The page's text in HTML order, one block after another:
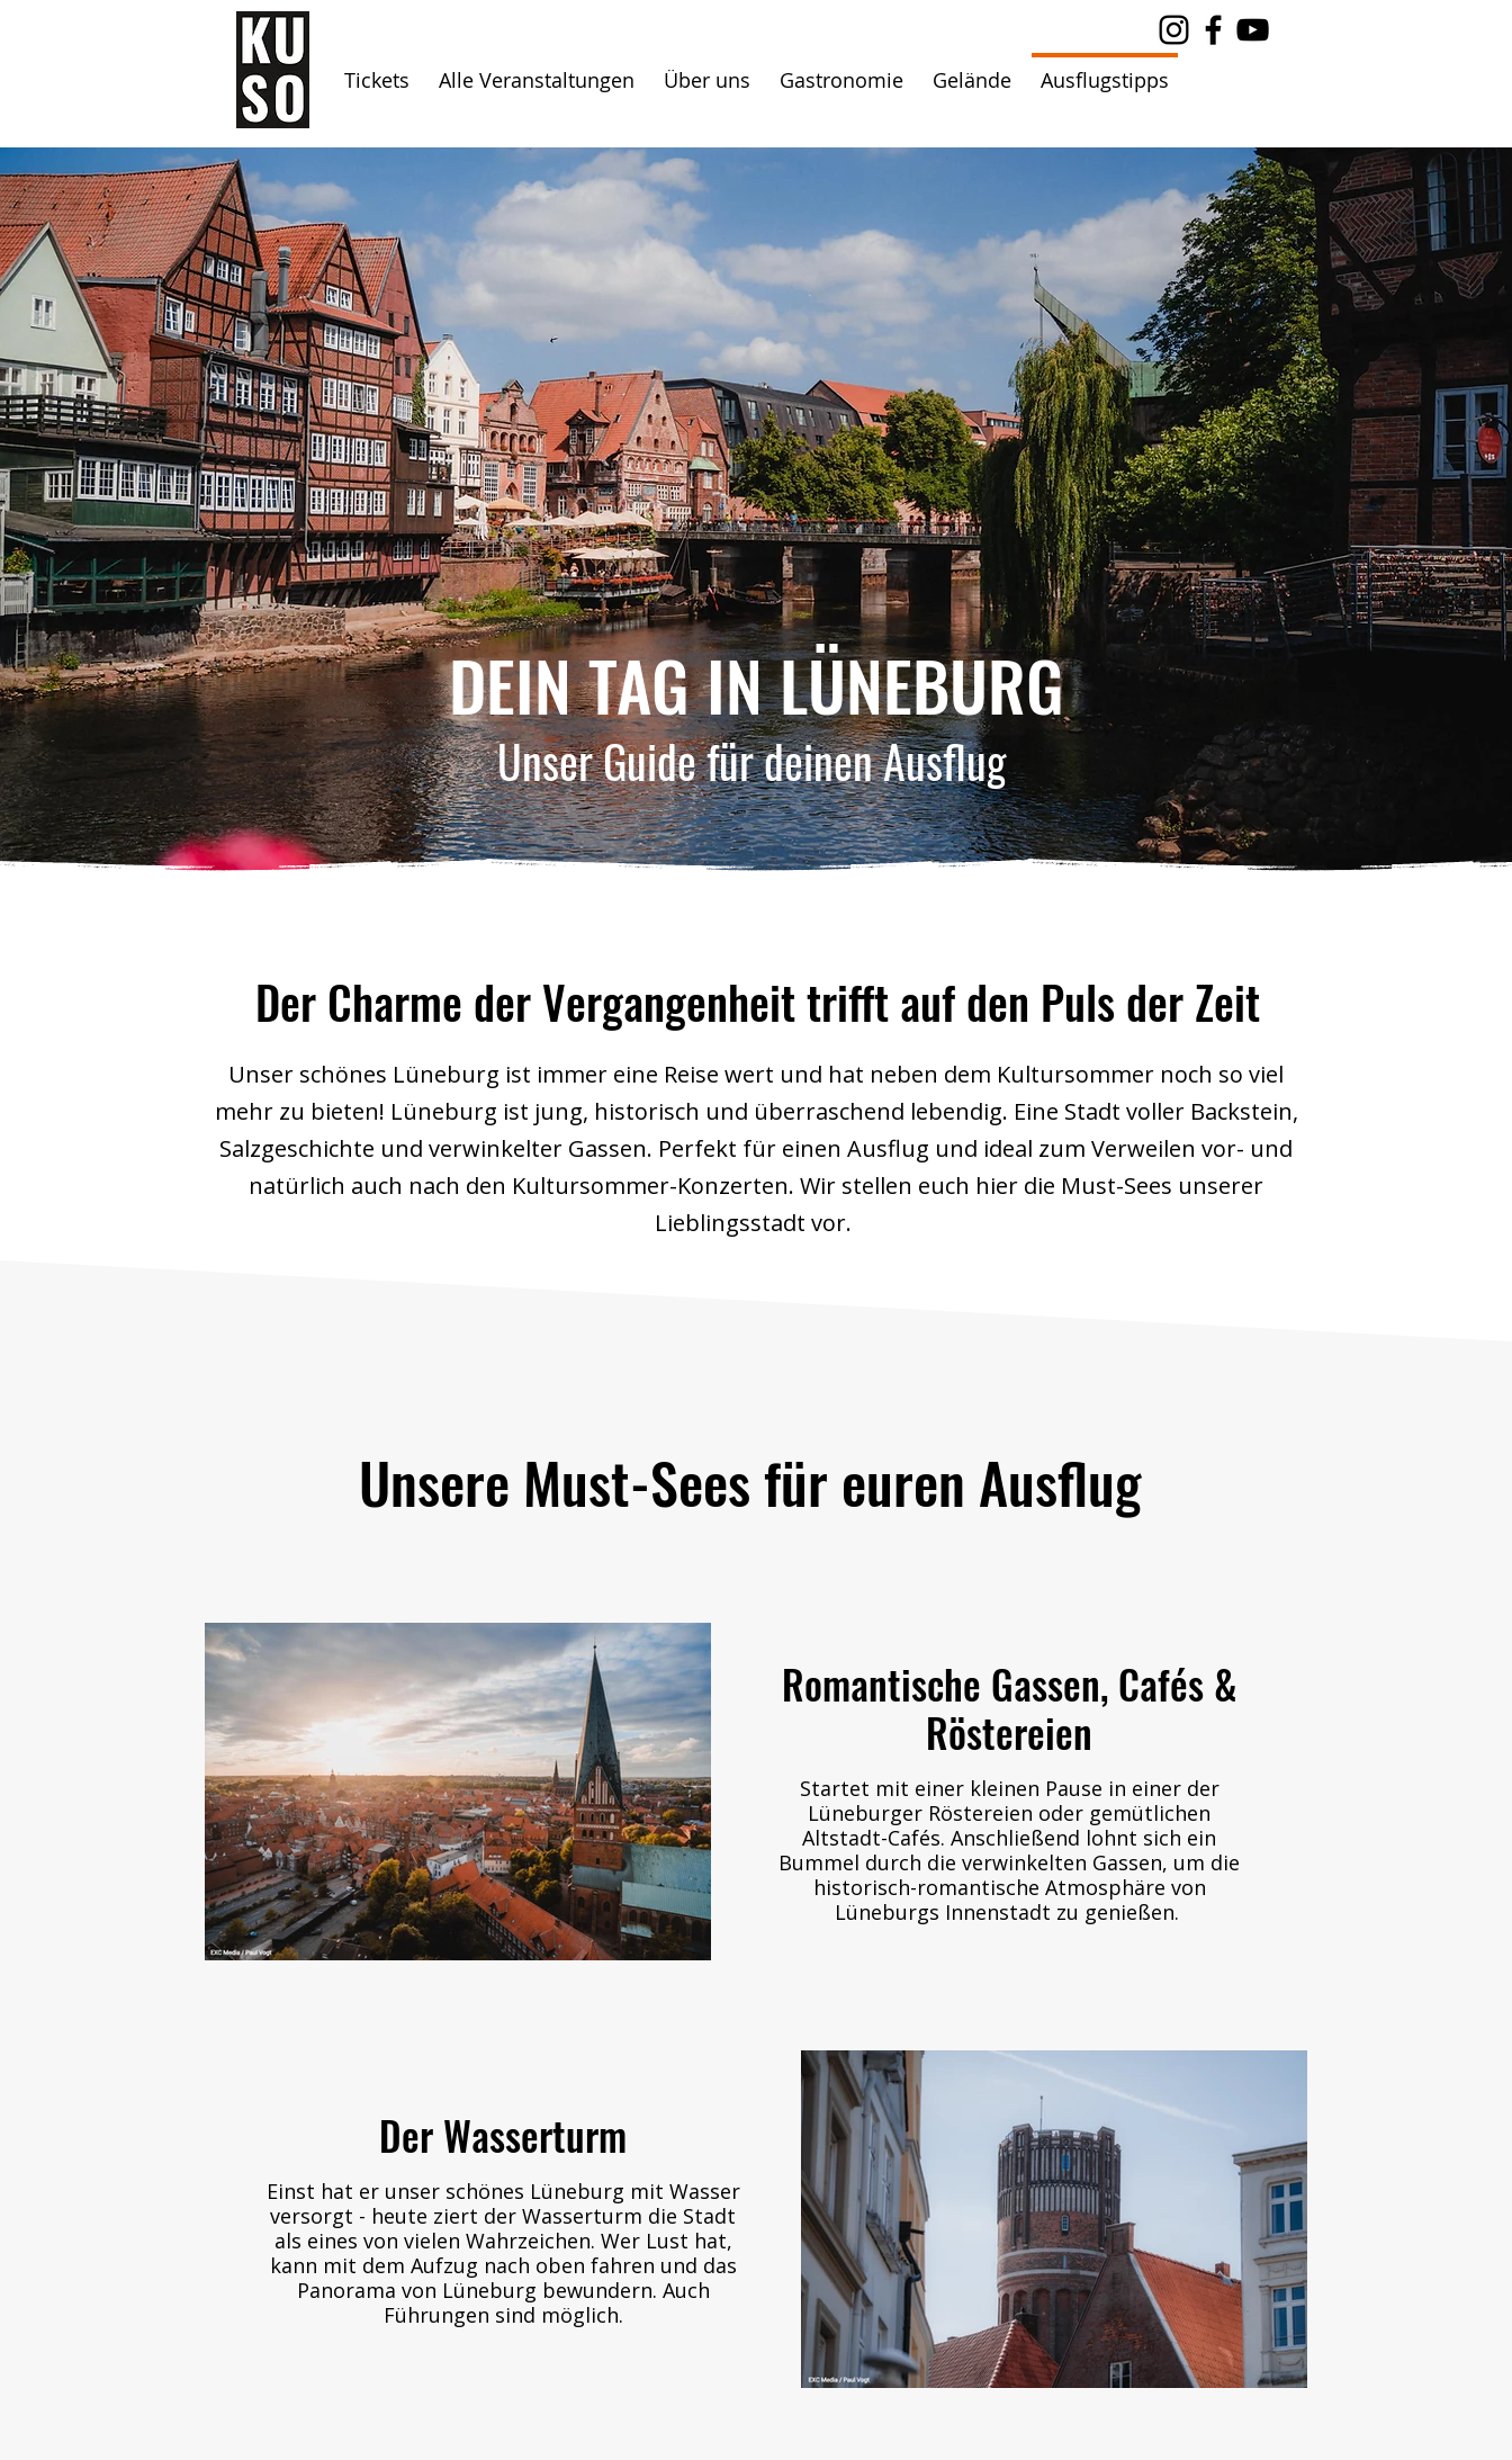
Tickets Alle Veranstaltungen Über uns Gastronomie Gelände Ausflugstipps
DEIN TAG IN LÜNEBURG
Unser Guide für deinen Ausflug
Der Charme der Vergangenheit trifft auf den Puls der Zeit
Unser schönes Lüneburg ist immer eine Reise wert und hat neben dem Kultursommer noch so viel
mehr zu bieten! Lüneburg ist jung, historisch und überraschend lebendig. Eine Stadt voller Backstein,
Salzgeschichte und verwinkelter Gassen. Perfekt für einen Ausflug und ideal zum Verweilen vor- und
natürlich auch nach den Kultursommer-Konzerten. Wir stellen euch hier die Must-Sees unserer
Lieblingsstadt vor.
Unsere Must-Sees für euren Ausflug
Romantische Gassen, Cafés &
Röstereien
Startet mit einer kleinen Pause in einer der
Lüneburger Röstereien oder gemütlichen
Altstadt-Cafés. Anschließend lohnt sich ein
Bummel durch die verwinkelten Gassen, um die
historisch-romantische Atmosphäre von
Lüneburgs Innenstadt zu genießen.
Der Wasserturm
Einst hat er unser schönes Lüneburg mit Wasser
versorgt - heute ziert der Wasserturm die Stadt
als eines von vielen Wahrzeichen. Wer Lust hat,
kann mit dem Aufzug nach oben fahren und das
Panorama von Lüneburg bewundern. Auch
Führungen sind möglich.